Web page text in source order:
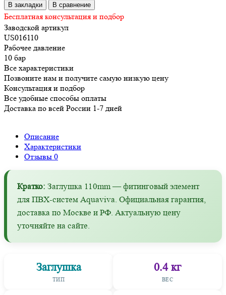
В закладки
В сравнение
Бесплатная консультация и подбор
Заводской артикул
US016110
Рабочее давление
10 бар
Все характеристики
Позвоните нам и получите самую низкую цену
Консультация и подбор
Все удобные способы оплаты
Доставка по всей России 1-7 дней
Описание
Характеристики
Отзывы 0
Кратко: Заглушка 110mm — фитинговый элемент
для ПВХ-систем Aquaviva. Официальная гарантия,
доставка по Москве и РФ. Актуальную цену
уточняйте на сайте.
Заглушка
ТИП
0.4 кг
ВЕС